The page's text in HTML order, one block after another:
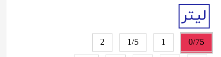
لیتر
0/75
1
1/5
2